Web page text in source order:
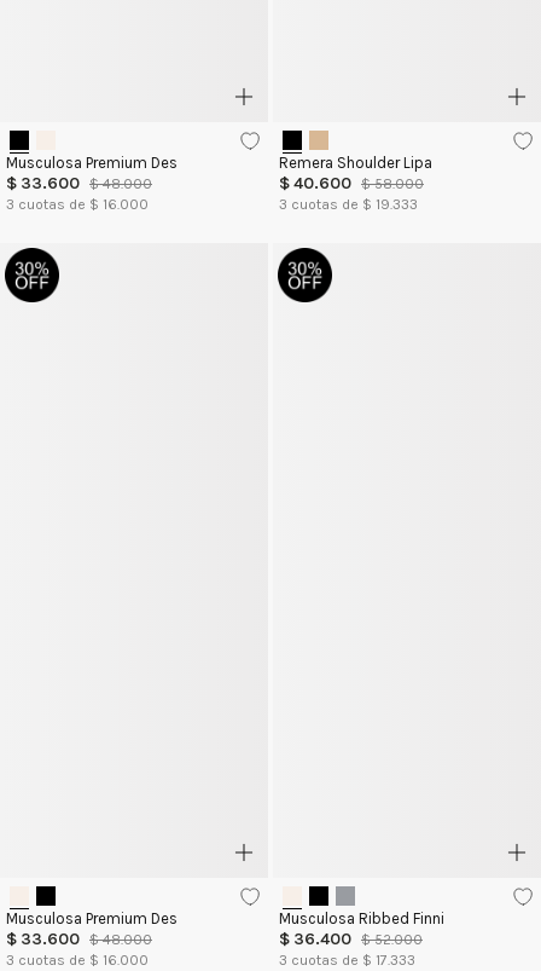
Musculosa Premium Des
$ 33.600 $ 48.000
3 cuotas de $ 16.000
Remera Shoulder Lipa
$40.600 $ 58.000
3 cuotas de $ 19.333
Musculosa Premium Des
$ 33.600 $ 48.000
3 cuotas de $ 16.000
Musculosa Ribbed Finni
$ 36.400 $ 52.000
3 cuotas de $ 17.333